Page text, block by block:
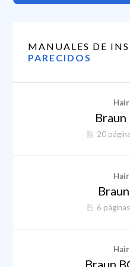
MANUALES DE
PARECIDOS
20
6 páginas
Braun